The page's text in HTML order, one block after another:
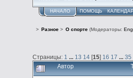
НАЧАЛО ПОМОЩЬ
> Разное> О спорте(Модераторы:
Страницы: 1 13 14 [15] 16 17 ...35
Автор